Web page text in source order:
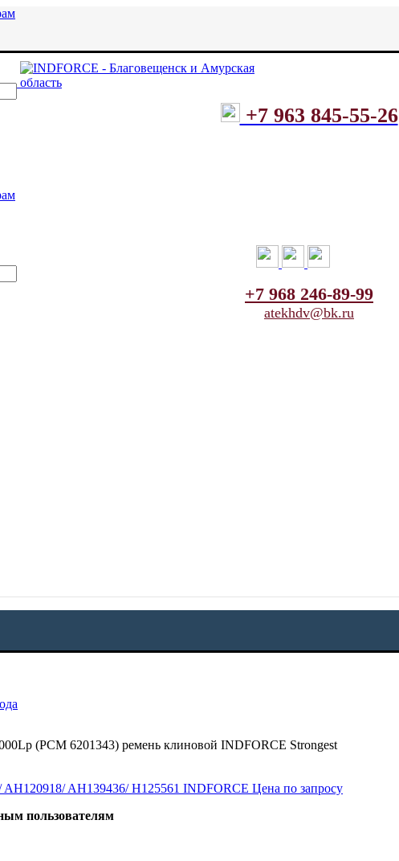
+7 963 845-55-26
+7 968 246-89-99
atekhdv@bk.ru
(РСМ 6201343) ремень клиновой INDFORCE Strongest
AH120918/ AH139436/ H125561 INDFORCE Цена по запросу
пользователям